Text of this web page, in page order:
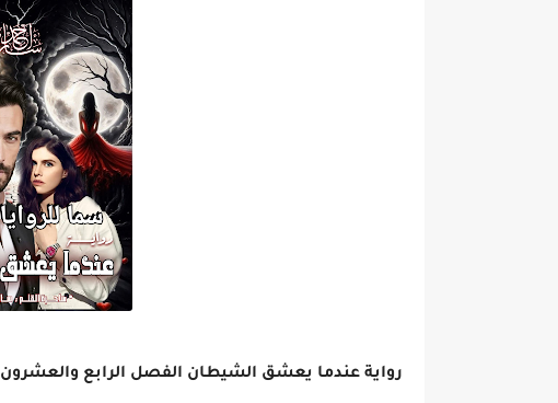
رواية عندما يعشق الشيطان الفصل الرابع والعشرون 24 بقلم ساره احمد